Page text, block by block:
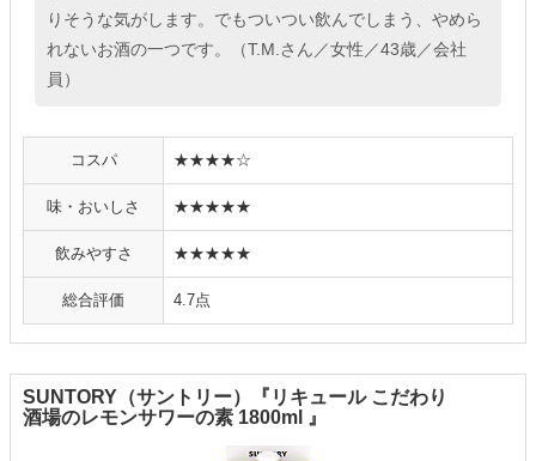
りそうな気がします。でもついつい飲んでしまう、やめら
れないお酒の一つです。（T.M.さん／女性／43歳／会社
員）
コスパ ★★★★☆
味・おいしさ ★★★★★
飲みやすさ ★★★★★
総合評価 4.7点
SUNTORY（サントリー）『リキュール こだわり
酒場のレモンサワーの素 1800ml 』